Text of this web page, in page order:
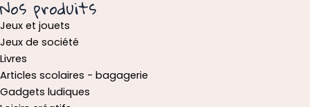
Nos produits
Jeux et jouets
Jeux de société
Livres
Articles scolaires - bagagerie
Gadgets ludiques